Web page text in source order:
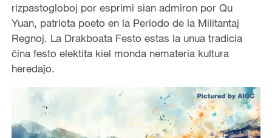
rizpastogloboj por esprimi sian admiron por Qu
Yuan, patriota poeto en la Periodo de la Militantaj
Regnoj. La Drakboata Festo estas la unua tradicia
ĉina festo elektita kiel monda nemateria kultura
heredaĵo.